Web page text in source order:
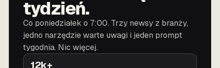
tydzień.
Co poniedziałek o 7:00. Trzy newsy z branży,
jedno narzędzie warte uwagi i jeden prompt
tygodnia. Nic więcej.
12k+